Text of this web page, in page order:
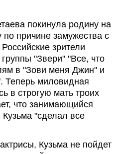
покинула родину на
причине замужества с
зрители
"Звери" "Все, что
в "Зови меня Джин" и
Теперь миловидная
в строгую мать троих
что занимающийся
Кузьма "сделал все
Кузьма не пойдет